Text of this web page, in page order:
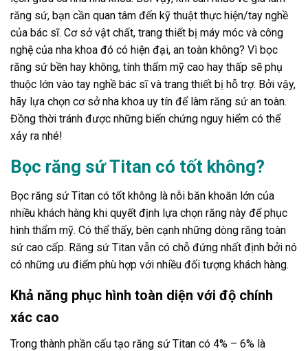
răng sứ, bạn cần quan tâm đến kỹ thuật thực hiện/tay nghề
của bác sĩ. Cơ sở vật chất, trang thiết bị máy móc và công
nghệ của nha khoa đó có hiện đại, an toàn không? Vì bọc
răng sứ bền hay không, tính thẩm mỹ cao hay thấp sẽ phụ
thuộc lớn vào tay nghề bác sĩ và trang thiết bị hỗ trợ. Bởi vậy,
hãy lựa chọn cơ sở nha khoa uy tín để làm răng sứ an toàn.
Đồng thời tránh được những biến chứng nguy hiểm có thể
xảy ra nhé!
Bọc răng sứ Titan có tốt không?
Bọc răng sứ Titan có tốt không là nỗi băn khoăn lớn của
nhiều khách hàng khi quyết định lựa chọn răng này để phục
hình thẩm mỹ. Có thể thấy, bên cạnh những dòng răng toàn
sứ cao cấp. Răng sứ Titan vẫn có chỗ đứng nhất định bởi nó
có những ưu điểm phù hợp với nhiều đối tượng khách hàng.
Khả năng phục hình toàn diện với độ chính
xác cao
Trong thành phần cấu tạo răng sứ Titan có 4% – 6% là